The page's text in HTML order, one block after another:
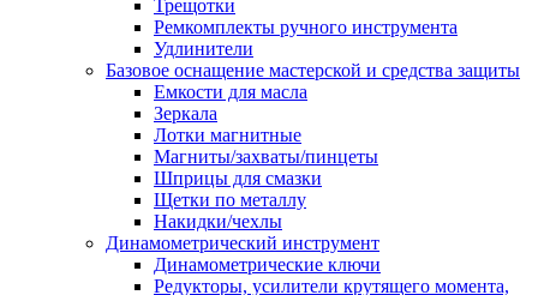
Трещотки
Ремкомплекты ручного инструмента
Удлинители
Базовое оснащение мастерской и средства защиты
Емкости для масла
Зеркала
Лотки магнитные
Магниты/захваты/пинцеты
Шприцы для смазки
Щетки по металлу
Накидки/чехлы
Динамометрический инструмент
Динамометрические ключи
Редукторы, усилители крутящего момента,